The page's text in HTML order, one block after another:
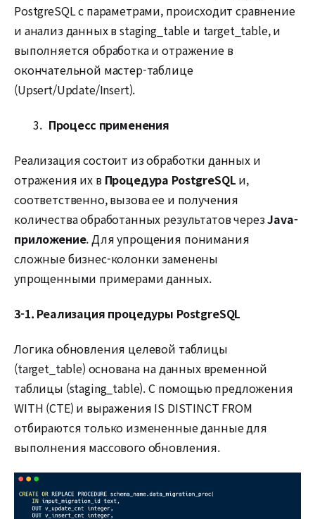
PostgreSQL с параметрами, происходит сравнение
и анализ данных в staging_table и target_table, и
выполняется обработка и отражение в
окончательной мастер-таблице
(Upsert/Update/Insert).
Процесс применения
Реализация состоит из обработки данных и
отражения их в Процедура PostgreSQL и,
соответственно, вызова ее и получения
количества обработанных результатов черезJava-
приложение. Для упрощения понимания
сложные бизнес-колонки заменены
упрощенными примерами данных.
3-1. Реализация процедуры PostgreSQL
Логика обновления целевой таблицы
(target_table) основана на данных временной
таблицы (staging_table). С помощью предложения
WITH (CTE) и выражения IS DISTINCT FROM
отбираются только измененные данные для
выполнения массового обновления.